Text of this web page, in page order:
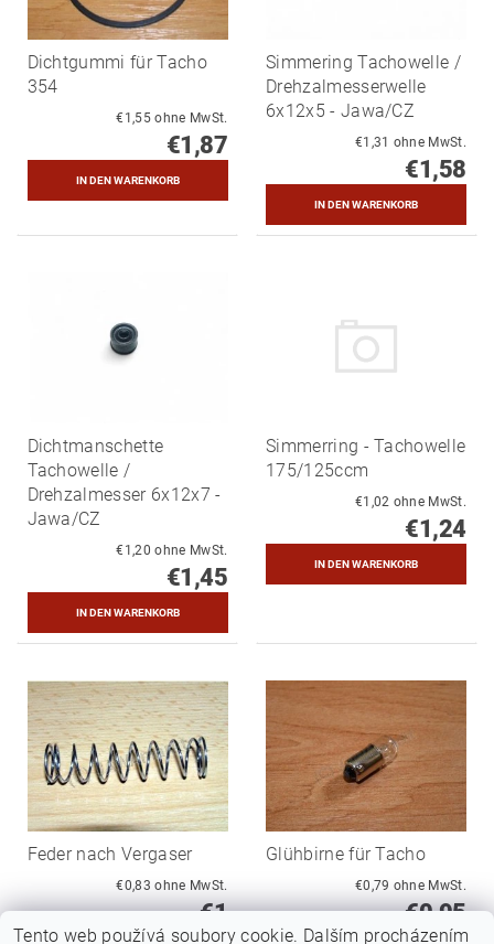
Dichtgummi für Tacho
354
€1,55 ohne MwSt.
€1,87
Simmering Tachowelle /
Drehzalmesserwelle
6x12x5 - Jawa/CZ
€1,31 ohne MwSt.
€1,58
Dichtmanschette
Tachowelle /
Drehzalmesser 6x12x7 -
Jawa/CZ
€1,20 ohne MwSt.
€1,45
Simmerring - Tachowelle
175/125ccm
€1,02 ohne MwSt.
€1,24
Feder nach Vergaser
€0,83 ohne MwSt.
€1
Glühbirne für Tacho
€0,79 ohne MwSt.
€0,95
Tento web používá soubory cookie. Dalším procházením